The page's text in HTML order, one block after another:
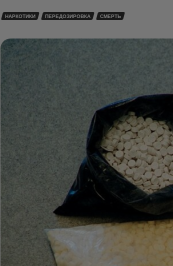
НАРКОТИКИ ПЕРЕДОЗИРОВКА СМЕРТЬ